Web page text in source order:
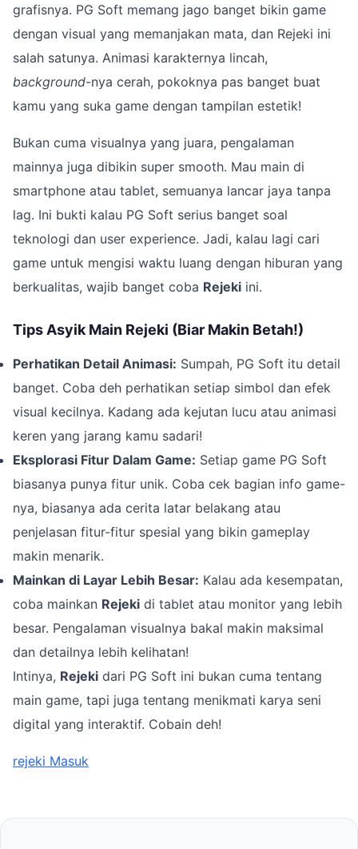
grafisnya. PG Soft memang jago banget bikin game
dengan visual yang memanjakan mata, dan Rejeki ini
salah satunya. Animasi karakternya lincah,
background-nya cerah, pokoknya pas banget buat
kamu yang suka game dengan tampilan estetik!
Bukan cuma visualnya yang juara, pengalaman
mainnya juga dibikin super smooth. Mau main di
smartphone atau tablet, semuanya lancar jaya tanpa
lag. Ini bukti kalau PG Soft serius banget soal
teknologi dan user experience. Jadi, kalau lagi cari
game untuk mengisi waktu luang dengan hiburan yang
berkualitas, wajib banget coba Rejeki ini.
Tips Asyik Main Rejeki (Biar Makin Betah!)
Perhatikan Detail Animasi: Sumpah, PG Soft itu detail
banget. Coba deh perhatikan setiap simbol dan efek
visual kecilnya. Kadang ada kejutan lucu atau animasi
keren yang jarang kamu sadari!
Eksplorasi Fitur Dalam Game: Setiap game PG Soft
biasanya punya fitur unik. Coba cek bagian info game-
nya, biasanya ada cerita latar belakang atau
penjelasan fitur-fitur spesial yang bikin gameplay
makin menarik.
Mainkan di Layar Lebih Besar: Kalau ada kesempatan,
coba mainkan Rejeki di tablet atau monitor yang lebih
besar. Pengalaman visualnya bakal makin maksimal
dan detailnya lebih kelihatan!
Intinya, Rejeki dari PG Soft ini bukan cuma tentang
main game, tapi juga tentang menikmati karya seni
digital yang interaktif. Cobain deh!
rejeki Masuk